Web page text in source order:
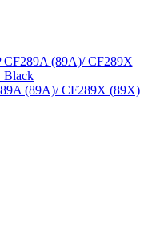
(89A)/ CF289X (89X)